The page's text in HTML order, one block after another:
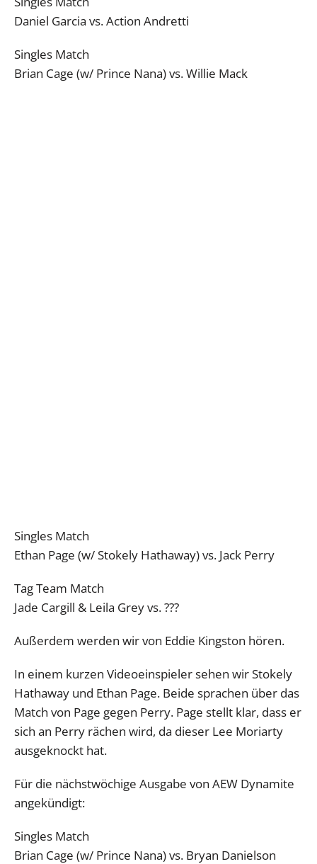
Daniel Garcia vs. Action Andretti
Singles Match
Brian Cage (w/ Prince Nana) vs. Willie Mack
Singles Match
Ethan Page (w/ Stokely Hathaway) vs. Jack Perry
Tag Team Match
Jade Cargill & Leila Grey vs. ???
Außerdem werden wir von Eddie Kingston hören.
In einem kurzen Videoeinspieler sehen wir Stokely
Hathaway und Ethan Page. Beide sprachen über das
Match von Page gegen Perry. Page stellt klar, dass er
sich an Perry rächen wird, da dieser Lee Moriarty
ausgeknockt hat.
Für die nächstwöchige Ausgabe von AEW Dynamite
angekündigt:
Singles Match
Brian Cage (w/ Prince Nana) vs. Bryan Danielson